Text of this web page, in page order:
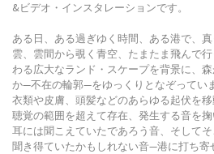
&ビデオ・インスタレーションです。
ある日、ある過ぎゆく時間、ある港で、
雲、雲間から覗く青空、たまたま飛んで
わる広大なランド・スケープを背景に、
か—不在の輪郭—をゆっくりとなぞってい
衣類や皮膚、頭髪などのあらゆる起伏を
聴覚の範囲を超えて存在、発生する音を
耳には聞こえていたであろう音、そして
聞き得ていたかもしれない音—港に打ち寄